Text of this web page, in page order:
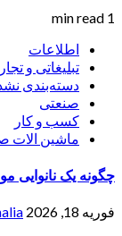
1 min read
اطلاعات
تبلیغاتی و
دسته‌بندی
صنعتی
کسب و کار
ماشین الات
چگونه یک نانوایی
فوریه 18, 2026